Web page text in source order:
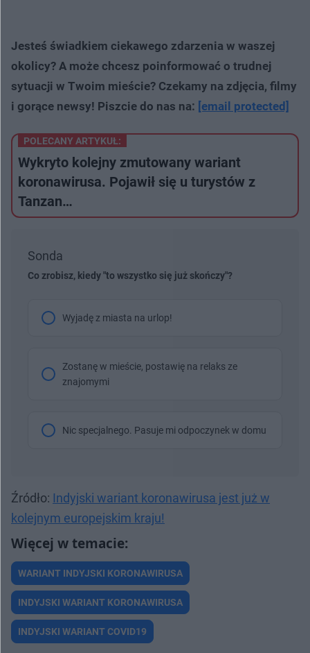
Jesteś świadkiem ciekawego zdarzenia w waszej
okolicy? A może chcesz poinformować o trudnej
sytuacji w Twoim mieście? Czekamy na zdjęcia, filmy
i gorące newsy! Piszcie do nas na: [email protected]
POLECANY ARTYKUŁ:
Wykryto kolejny zmutowany wariant
koronawirusa. Pojawił się u turystów z
Tanzan…
Sonda
Co zrobisz, kiedy "to wszystko się już skończy"?
Wyjadę z miasta na urlop!
Zostanę w mieście, postawię na relaks ze
znajomymi
Nic specjalnego. Pasuje mi odpoczynek w domu
Źródło: Indyjski wariant koronawirusa jest już w
kolejnym europejskim kraju!
WARIANT INDYJSKI KORONAWIRUSA
INDYJSKI WARIANT KORONAWIRUSA
INDYJSKI WARIANT COVID19